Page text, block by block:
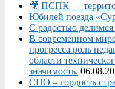
🎥 ПСПК —
Юбилей поезда
С радостью
В современном
прогресса роль
области
значимость.
СПО – гордость